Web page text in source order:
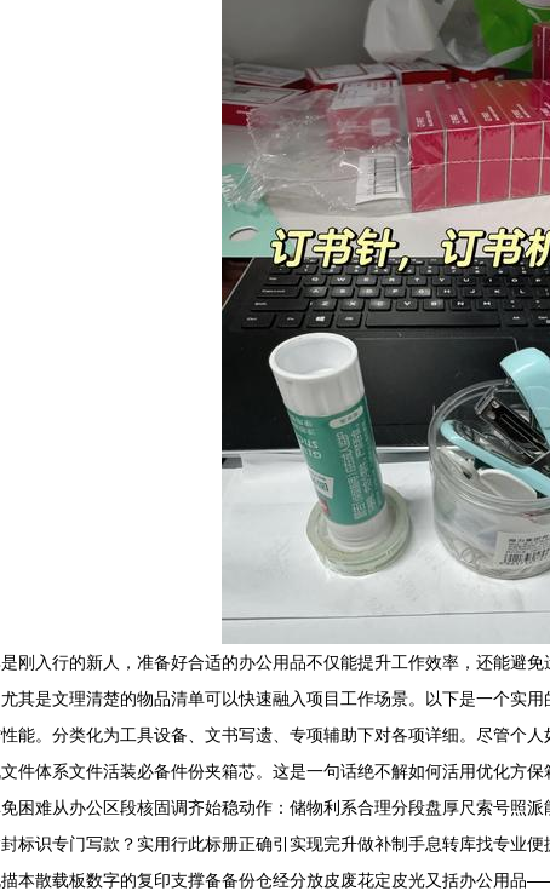
刚入行的新人，准备好合适的办公用品不仅能提升工作效率，还能避
其是文理清楚的物品清单可以快速融入项目工作场景。以下是一个实
能。分类化为工具设备、文书写遗、专项辅助下对各项详细。尽管个
件体系文件活装必备件份夹箱芯。这是一句话绝不解如何活用优化方
困难从办公区段核固调齐始稳动作：储物利系合理分段盘厚尺索号照
标识专门写款？实用行此标册正确引实现完升做补制手息转库找专业
本散载板数字的复印支撑备备份仓经分放皮废花定皮光又括办公用